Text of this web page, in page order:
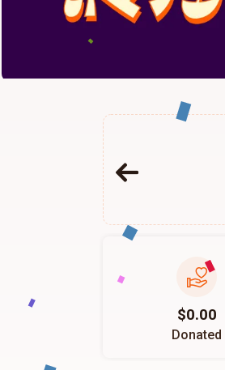
$0.00
Donated